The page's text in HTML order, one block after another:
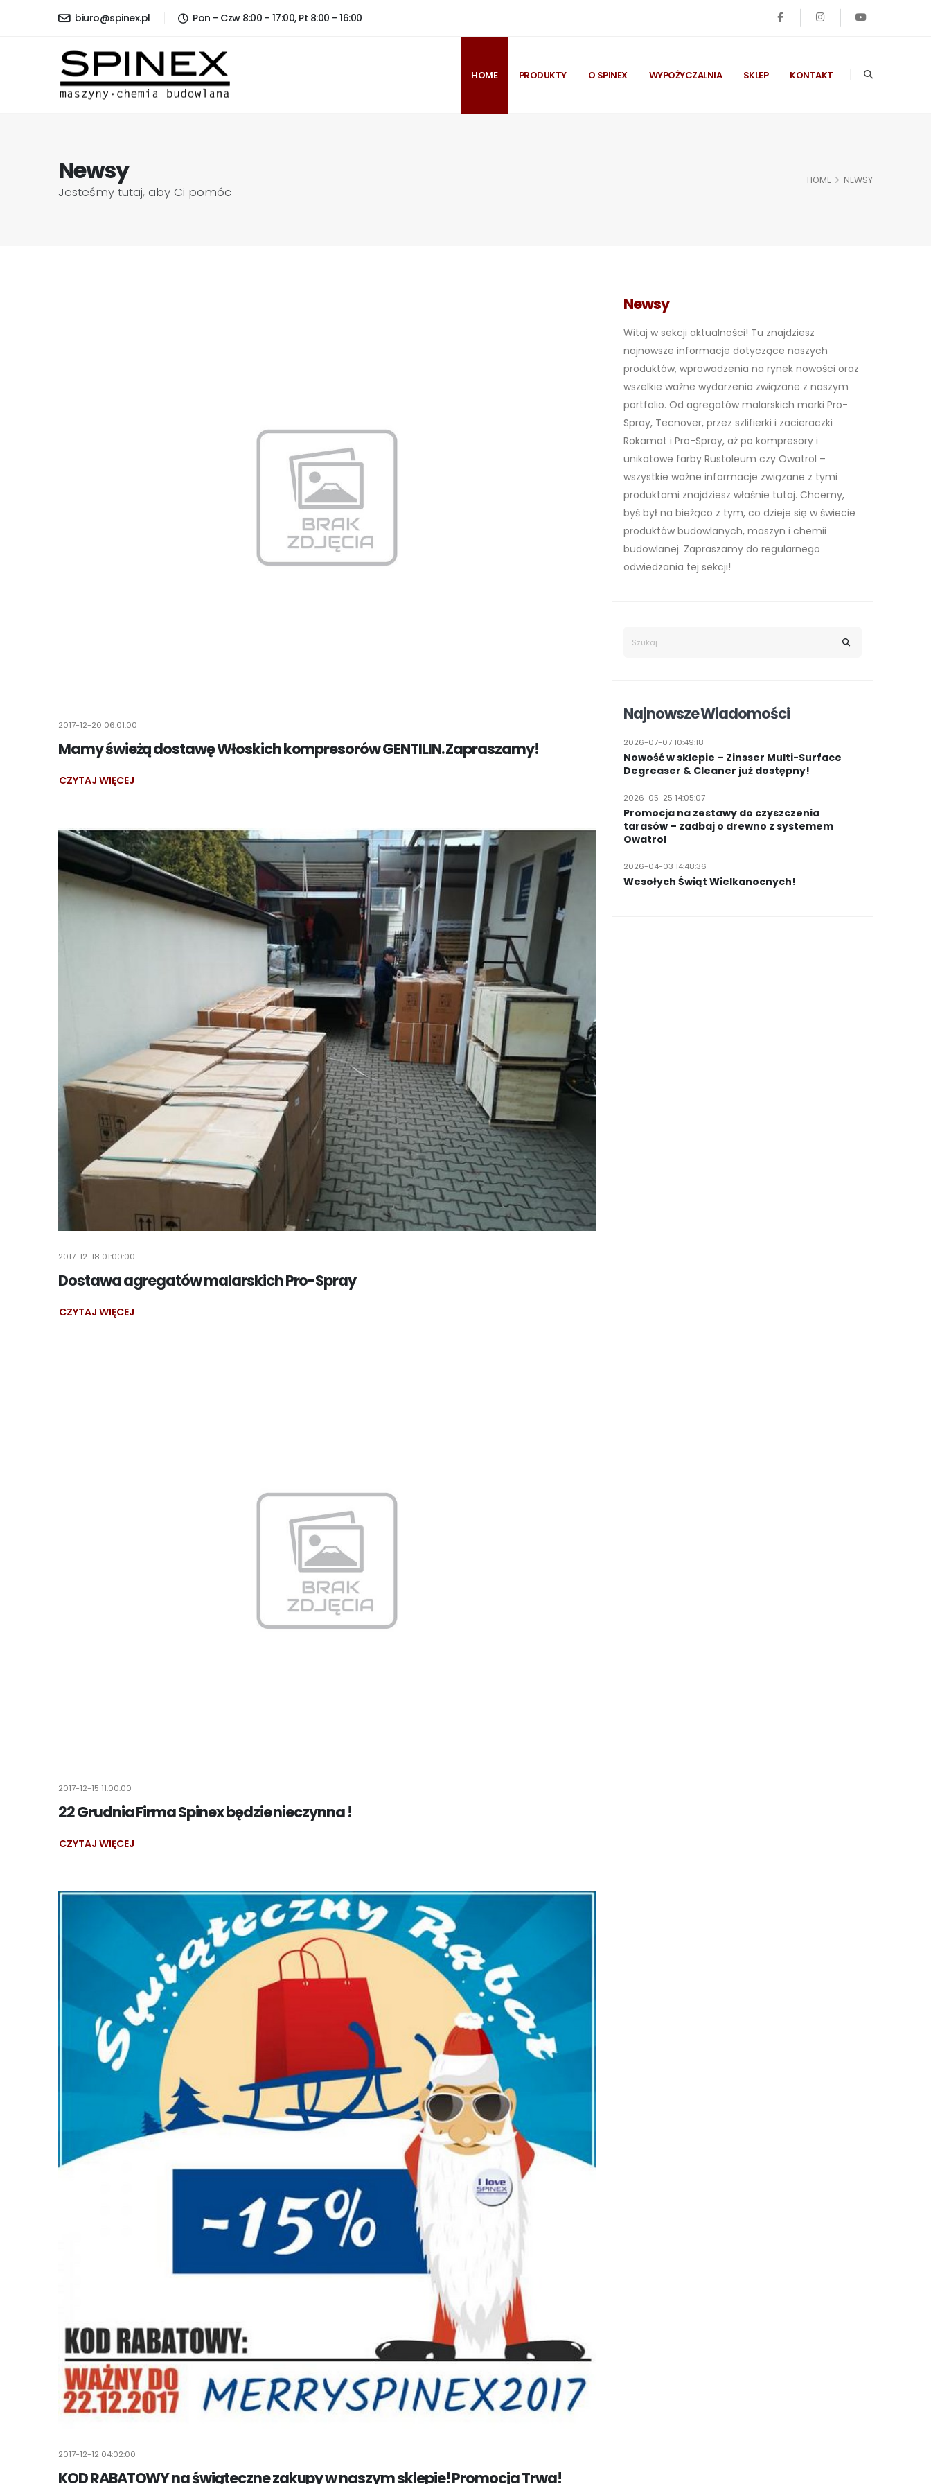
biuro@spinex.pl Pon - Czw 8:00 - 17:00, Pt 8:00 - 16:00
HOME PRODUKTY O SPINEX WYPOŻYCZALNIA SKLEP KONTAKT
Newsy
Jesteśmy tutaj, aby Ci pomóc
HOME NEWSY
2017-12-20 06:01:00
Mamy świeżą dostawę Włoskich kompresorów GENTILIN. Zapraszamy!
CZYTAJ WIĘCEJ
2017-12-18 01:00:00
Dostawa agregatów malarskich Pro-Spray
CZYTAJ WIĘCEJ
2017-12-15 11:00:00
22 Grudnia Firma Spinex będzie nieczynna !
CZYTAJ WIĘCEJ
2017-12-12 04:02:00
KOD RABATOWY na świąteczne zakupy w naszym sklepie! Promocja Trwa!
Newsy
Witaj w sekcji aktualności! Tu znajdziesz
najnowsze informacje dotyczące naszych
produktów, wprowadzenia na rynek nowości oraz
wszelkie ważne wydarzenia związane z naszym
portfolio. Od agregatów malarskich marki Pro-
Spray, Tecnover, przez szlifierki i zacieraczki
Rokamat i Pro-Spray, aż po kompresory i
unikatowe farby Rustoleum czy Owatrol –
wszystkie ważne informacje związane z tymi
produktami znajdziesz właśnie tutaj. Chcemy,
byś był na bieżąco z tym, co dzieje się w świecie
produktów budowlanych, maszyn i chemii
budowlanej. Zapraszamy do regularnego
odwiedzania tej sekcji!
Najnowsze Wiadomości
2026-07-07 10:49:18
Nowość w sklepie – Zinsser Multi-Surface
Degreaser & Cleaner już dostępny!
2026-05-25 14:05:07
Promocja na zestawy do czyszczenia
tarasów – zadbaj o drewno z systemem
Owatrol
2026-04-03 14:48:36
Wesołych Świąt Wielkanocnych!